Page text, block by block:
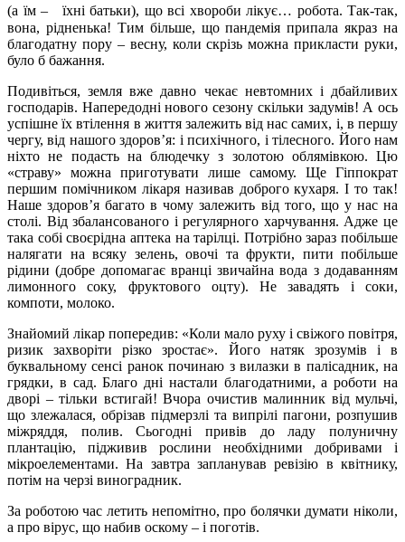
(а їм – їхні батьки), що всі хвороби лікує… робота. Так-так,
вона, рідненька! Тим більше, що пандемія припала якраз на
благодатну пору – весну, коли скрізь можна прикласти руки,
було б бажання.
Подивіться, земля вже давно чекає невтомних і дбайливих
господарів. Напередодні нового сезону скільки задумів! А ось
успішне їх втілення в життя залежить від нас самих, і, в першу
чергу, від нашого здоров’я: і психічного, і тілесного. Його нам
ніхто не подасть на блюдечку з золотою облямівкою. Цю
«страву» можна приготувати лише самому. Ще Гіппократ
першим помічником лікаря називав доброго кухаря. І то так!
Наше здоров’я багато в чому залежить від того, що у нас на
столі. Від збалансованого і регулярного харчування. Адже це
така собі своєрідна аптека на тарілці. Потрібно зараз побільше
налягати на всяку зелень, овочі та фрукти, пити побільше
рідини (добре допомагає вранці звичайна вода з додаванням
лимонного соку, фруктового оцту). Не завадять і соки,
компоти, молоко.
Знайомий лікар попередив: «Коли мало руху і свіжого повітря,
ризик захворіти різко зростає». Його натяк зрозумів і в
буквальному сенсі ранок починаю з вилазки в палісадник, на
грядки, в сад. Благо дні настали благодатними, а роботи на
дворі – тільки встигай! Вчора очистив малинник від мульчі,
що злежалася, обрізав підмерзлі та випрілі пагони, розпушив
міжряддя, полив. Сьогодні привів до ладу полуничну
плантацію, підживив рослини необхідними добривами і
мікроелементами. На завтра запланував ревізію в квітнику,
потім на черзі виноградник.
За роботою час летить непомітно, про болячки думати ніколи,
а про вірус, що набив оскому – і поготів.